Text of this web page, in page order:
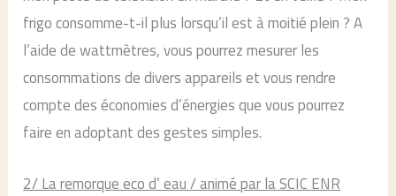
frigo consomme-t-il plus lorsqu’il est à moitié plein ? A
l’aide de wattmètres, vous pourrez mesurer les
consommations de divers appareils et vous rendre
compte des économies d’énergies que vous pourrez
faire en adoptant des gestes simples.
2/ La remorque eco d’ eau / animé par la SCIC ENR